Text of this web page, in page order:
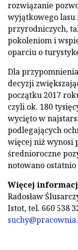
rozwiązanie
wyjątkowego lasu
przyrodniczych,
pokoleniom i
oparciu o
Dla
decyzji
początku 2017
czyli ok. 180
wycięto w
podlegających
więcej niż wynosi
średnioroczne
notowano
Więcej
Radosław
Istot, tel. 660 538